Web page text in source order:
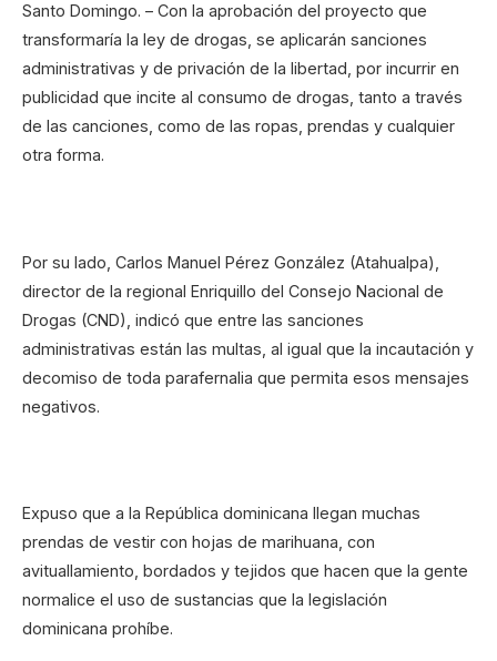
Santo Domingo. – Con la aprobación del proyecto que
transformaría la ley de drogas, se aplicarán sanciones
administrativas y de privación de la libertad, por incurrir en
publicidad que incite al consumo de drogas, tanto a través
de las canciones, como de las ropas, prendas y cualquier
otra forma.
Por su lado, Carlos Manuel Pérez González (Atahualpa),
director de la regional Enriquillo del Consejo Nacional de
Drogas (CND), indicó que entre las sanciones
administrativas están las multas, al igual que la incautación y
decomiso de toda parafernalia que permita esos mensajes
negativos.
Expuso que a la República dominicana llegan muchas
prendas de vestir con hojas de marihuana, con
avituallamiento, bordados y tejidos que hacen que la gente
normalice el uso de sustancias que la legislación
dominicana prohíbe.